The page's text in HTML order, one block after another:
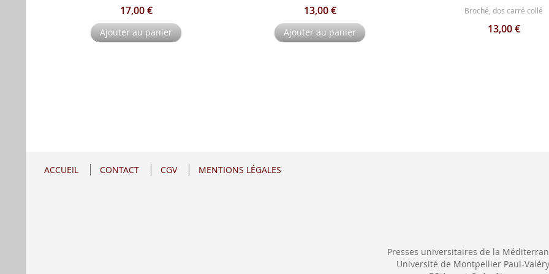
17,00 €
Ajouter au panier
13,00 €
Ajouter au panier
Broché, dos carré collé
13,00 €
ACCUEIL CONTACT CGV MENTIONS LÉGALES
Presses universitaires de la
Université de Montpellier Paul-Valéry